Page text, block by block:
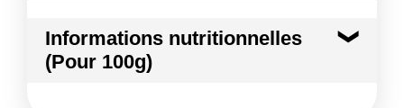
Citron jaune
Conformément aux informations transmises
Informations nutritionnelles
(Pour 100g)